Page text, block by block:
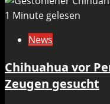
1 Minute gelesen
News
Chihuahua vor
Zeugen gesucht